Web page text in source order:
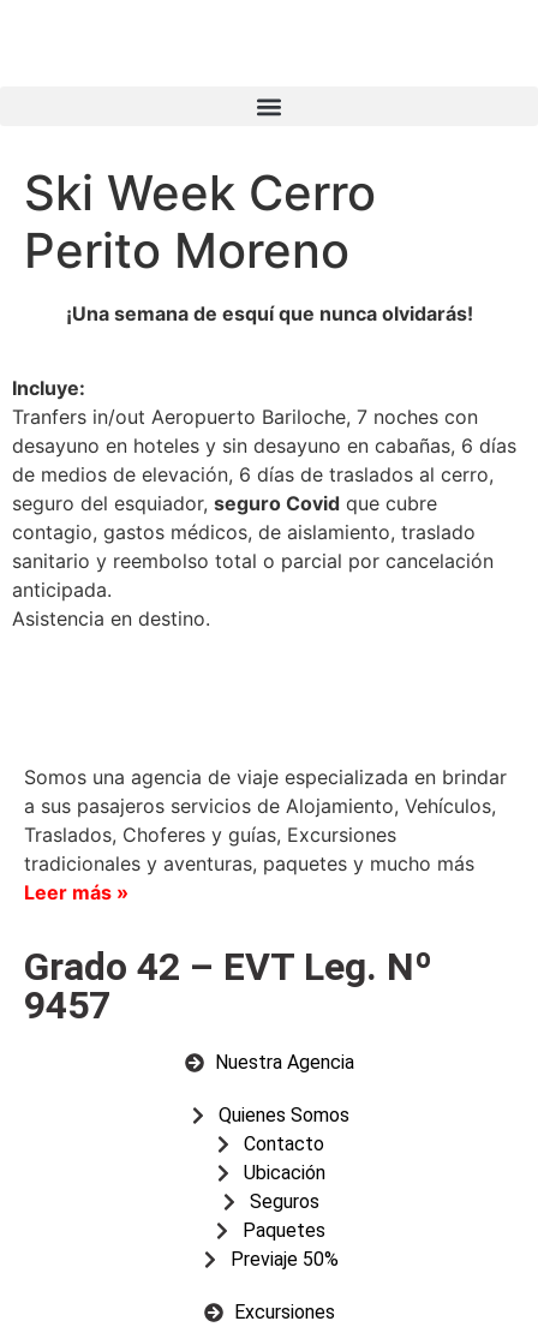
Ski Week Cerro
Perito Moreno
¡Una semana de esquí que nunca olvidarás!
Incluye:
Tranfers in/out Aeropuerto Bariloche, 7 noches con
desayuno en hoteles y sin desayuno en cabañas, 6 días
de medios de elevación, 6 días de traslados al cerro,
seguro del esquiador, seguro Covid que cubre
contagio, gastos médicos, de aislamiento, traslado
sanitario y reembolso total o parcial por cancelación
anticipada.
Asistencia en destino.
Somos una agencia de viaje especializada en brindar
a sus pasajeros servicios de Alojamiento, Vehículos,
Traslados, Choferes y guías, Excursiones
tradicionales y aventuras, paquetes y mucho más
Leer más »
Grado 42 – EVT Leg. Nº
9457
Nuestra Agencia
Quienes Somos
Contacto
Ubicación
Seguros
Paquetes
Previaje 50%
Excursiones